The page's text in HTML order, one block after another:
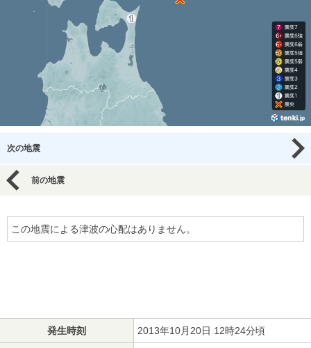
次の地震
前の地震
この地震による津波の心配はありません。
発生時刻 2013年10月20日 12時24分頃